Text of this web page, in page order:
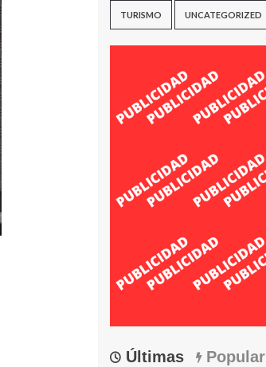
TURISMO UNCATEGORIZED
Últimas Popular